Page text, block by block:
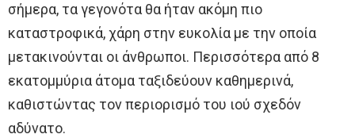
σήμερα, τα γεγονότα θα ήταν ακόμη πιο
καταστροφικά, χάρη στην ευκολία με την οποία
μετακινούνται οι άνθρωποι. Περισσότερα από 8
εκατομμύρια άτομα ταξιδεύουν καθημερινά,
καθιστώντας τον περιορισμό του ιού σχεδόν
αδύνατο.